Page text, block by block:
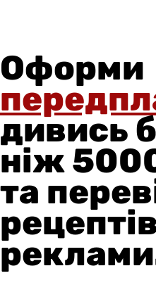
Оформи
дивись
ніж
та